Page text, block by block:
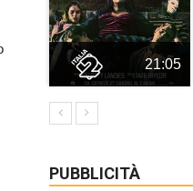
21:05
PUBBLICITÀ